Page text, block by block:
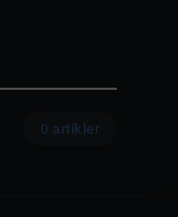
0 artikler